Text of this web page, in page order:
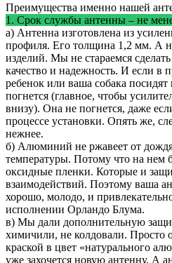
Преимущества именно нашей
1. Срок службы антенны – не
а) Антенна изготовлена из
профиля. Его толщина 1,2 мм. А
изделий. Мы не стараемся
качество и надежность. И если в
ребенок или ваша собака посидят
погнется (главное, чтобы
внизу). Она не погнется, даже
процессе установки. Опять же,
нежнее.
б) Алюминий не ржавеет от
температуры. Потому что на нем
оксидные пленки. Которые и
взаимодействий. Поэтому ваша
хорошо, молодо, и
исполнении Орландо Блума.
в) Мы дали дополнительную
химичили, не колдовали. Просто
краской в цвет «натурального
уже захочется новую антенну. А